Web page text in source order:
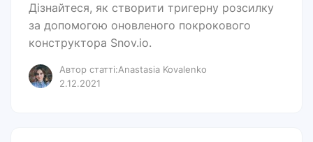
Дізнайтеся, як створити тригерну розсилку
за допомогою оновленого покрокового
конструктора Snov.io.
Автор статті:Anastasia Kovalenko
2.12.2021